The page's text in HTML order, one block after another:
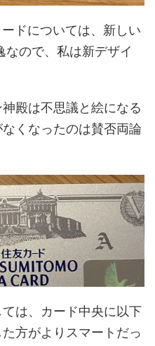
ドについては、新しい
ので、私は新デザイ
殿は不思議と絵になる
くなったのは賛否両論
は、カード中央に以下
方がよりスマートだっ